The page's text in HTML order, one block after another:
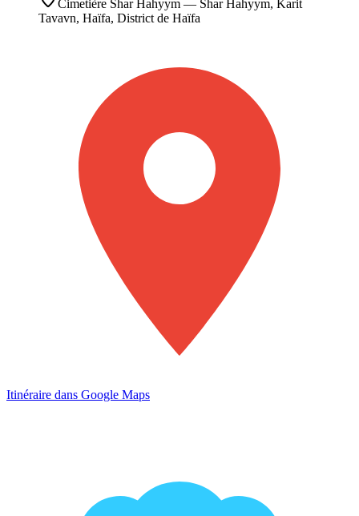
Cimetière Shar Hahyym — Shar Hahyym, Karit
Tavavn, Haïfa, District de Haïfa
Itinéraire dans Google Maps